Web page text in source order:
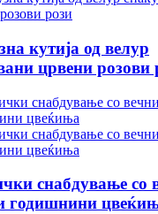
кутија од велур
црвени розови
снабдување со
годишнини